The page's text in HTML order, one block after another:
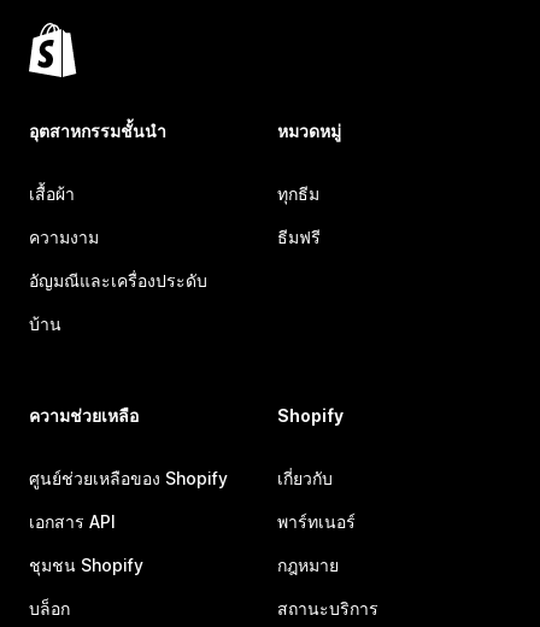
อุตสาหกรรมชั้นนำ
เสื้อผ้า
ความงาม
อัญมณีและเครื่องประดับ
บ้าน
หมวดหมู่
ทุกธีม
ธีมฟรี
ความช่วยเหลือ
ศูนย์ช่วยเหลือของ Shopify
เอกสาร API
ชุมชน Shopify
บล็อก
Shopify
เกี่ยวกับ
พาร์ทเนอร์
กฎหมาย
สถานะบริการ